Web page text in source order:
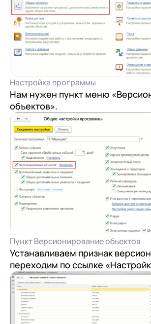
Настройка программы
Нам нужен пункт меню
объектов».
Пункт Версионирование объектов
Устанавливаем признак
переходим по ссылке